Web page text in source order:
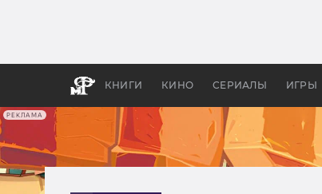
РЕКЛАМА
КНИГИ КИНО СЕРИАЛЫ ИГРЫ